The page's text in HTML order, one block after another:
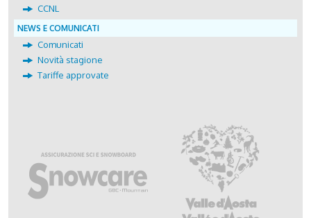
CCNL
NEWS E COMUNICATI
Comunicati
Novità stagione
Tariffe approvate